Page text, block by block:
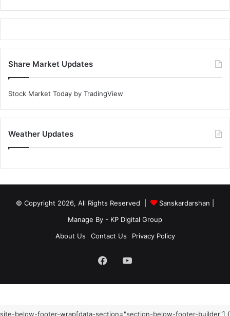
Share Market Updates
Stock Market Today by TradingView
Weather Updates
© Copyright 2026, All Rights Reserved | Sanskardarshan
Manage By - KP Digital Group
About Us
Contact Us Privacy Policy
FacebookYouTube
site-below-footer-wrap[data-section="section-below-footer-builder"] {